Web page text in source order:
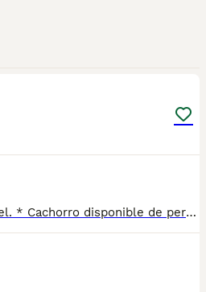
-Tlfno. 625 49 75 31. - Juan Manuel. * Cachorro disponible de perro de agua , listo para entregar. * Se entregan vacunados y desparasitados con cartilla veterinaria. Hacemos revisión veterinaria con test de Parvo y coronavirus para garantizar que están sanos.